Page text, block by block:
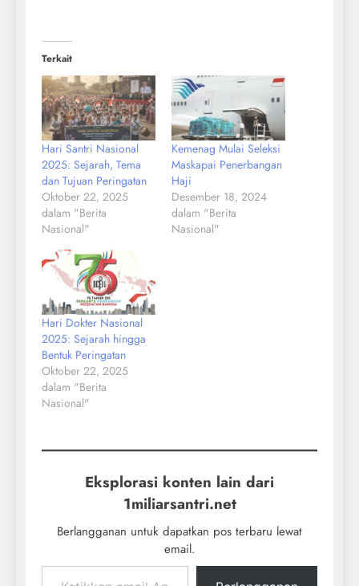
Terkait
Hari Santri Nasional
2025: Sejarah, Tema
dan Tujuan Peringatan
Oktober 22, 2025
dalam "Berita
Nasional"
Kemenag Mulai Seleksi
Maskapai Penerbangan
Haji
Desember 18, 2024
dalam "Berita
Nasional"
Hari Dokter Nasional
2025: Sejarah hingga
Bentuk Peringatan
Oktober 22, 2025
dalam "Berita
Nasional"
Eksplorasi konten lain dari
1miliarsantri.net
Berlangganan untuk dapatkan pos terbaru lewat
email.